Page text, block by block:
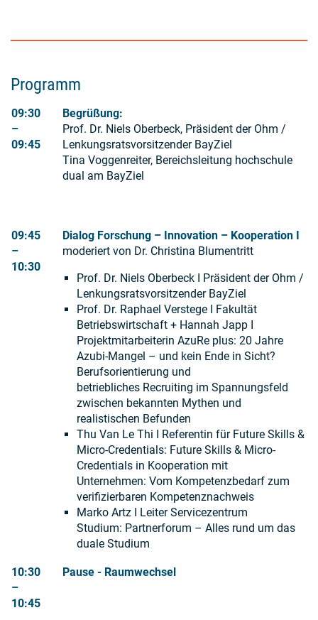
Programm
09:30
–
09:45
Begrüßung:
Prof. Dr. Niels Oberbeck, Präsident der Ohm /
Lenkungsratsvorsitzender BayZiel
Tina Voggenreiter, Bereichsleitung hochschule
dual am BayZiel
09:45
–
10:30
Dialog Forschung – Innovation – Kooperation I
moderiert von Dr. Christina Blumentritt
Prof. Dr. Niels Oberbeck I Präsident der Ohm /
Lenkungsratsvorsitzender BayZiel
Prof. Dr. Raphael Verstege I Fakultät
Betriebswirtschaft + Hannah Japp I
Projektmitarbeiterin AzuRe plus: 20 Jahre
Azubi-Mangel – und kein Ende in Sicht?
Berufsorientierung und
betriebliches Recruiting im Spannungsfeld
zwischen bekannten Mythen und
realistischen Befunden
Thu Van Le Thi I Referentin für Future Skills &
Micro-Credentials: Future Skills & Micro-
Credentials in Kooperation mit
Unternehmen: Vom Kompetenzbedarf zum
verifizierbaren Kompetenznachweis
Marko Artz I Leiter Servicezentrum
Studium: Partnerforum – Alles rund um das
duale Studium
10:30
–
10:45
Pause - Raumwechsel